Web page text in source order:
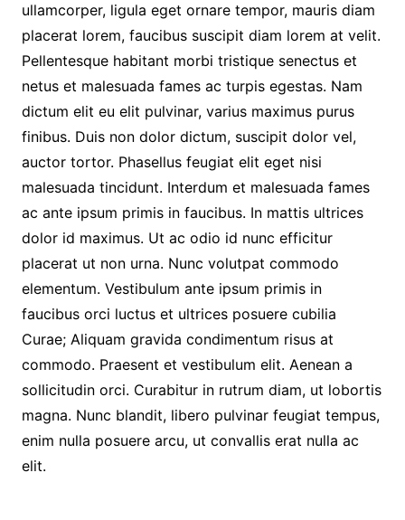
ullamcorper, ligula eget ornare tempor, mauris diam
placerat lorem, faucibus suscipit diam lorem at velit.
Pellentesque habitant morbi tristique senectus et
netus et malesuada fames ac turpis egestas. Nam
dictum elit eu elit pulvinar, varius maximus purus
finibus. Duis non dolor dictum, suscipit dolor vel,
auctor tortor. Phasellus feugiat elit eget nisi
malesuada tincidunt. Interdum et malesuada fames
ac ante ipsum primis in faucibus. In mattis ultrices
dolor id maximus. Ut ac odio id nunc efficitur
placerat ut non urna. Nunc volutpat commodo
elementum. Vestibulum ante ipsum primis in
faucibus orci luctus et ultrices posuere cubilia
Curae; Aliquam gravida condimentum risus at
commodo. Praesent et vestibulum elit. Aenean a
sollicitudin orci. Curabitur in rutrum diam, ut lobortis
magna. Nunc blandit, libero pulvinar feugiat tempus,
enim nulla posuere arcu, ut convallis erat nulla ac
elit.